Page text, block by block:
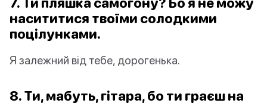
насититися твоїми солодкими
поцілунками.
Я залежний від тебе, дорогенька.
8. Ти, мабуть, гітара, бо ти граєш на